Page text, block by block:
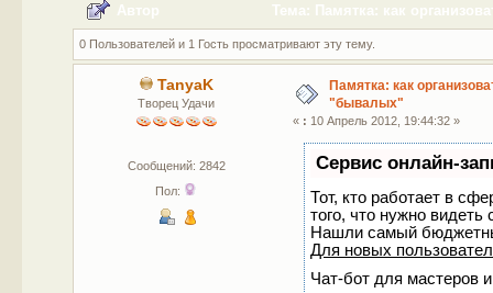
Автор Тема: Памятка: как
0 Пользователей и 1 Гость просматривают эту тему.
TanyaK
Творец Удачи
Сообщений: 2842
Пол:
Памятка: как
"бывалых"
« : 10 Апрель 2012, 19:44:32 »
Сервис онлайн-
Тот, кто работает в
того, что нужно
Нашли самый
Для новых
Чат-бот для мастеров